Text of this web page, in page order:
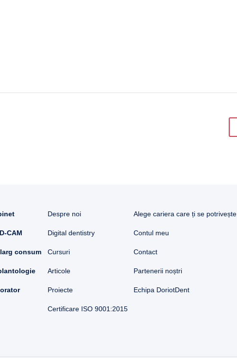
CAM
consum
Despre noi
Digital dentistry
Cursuri
Articole
Proiecte
Certificare ISO 9001:2015
Alege cariera care ți se potrivește
Contul meu
Contact
Partenerii noștri
Echipa DoriotDent